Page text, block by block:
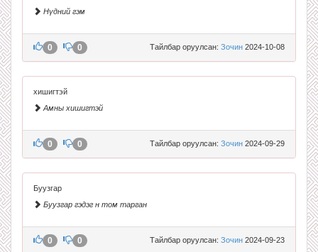
Нүдний гэм
Тайлбар оруулсан: Зочин 2024-10-08
0 0
хишигтэй
Амны хишигтэй
Тайлбар оруулсан: Зочин 2024-09-29
0 0
Буузгар
Буузгар гэдэг н том тарган
Тайлбар оруулсан: Зочин 2024-09-23
0 0